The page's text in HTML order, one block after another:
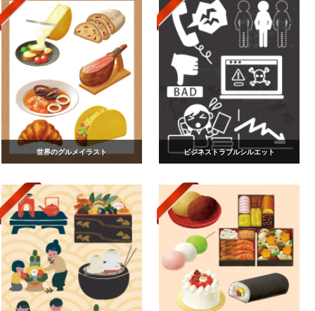
世界のグルメイラスト ビジネストラブルシルエット